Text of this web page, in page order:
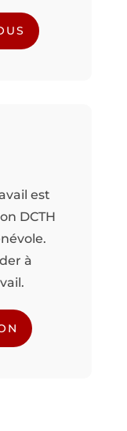
est
DCTH
à